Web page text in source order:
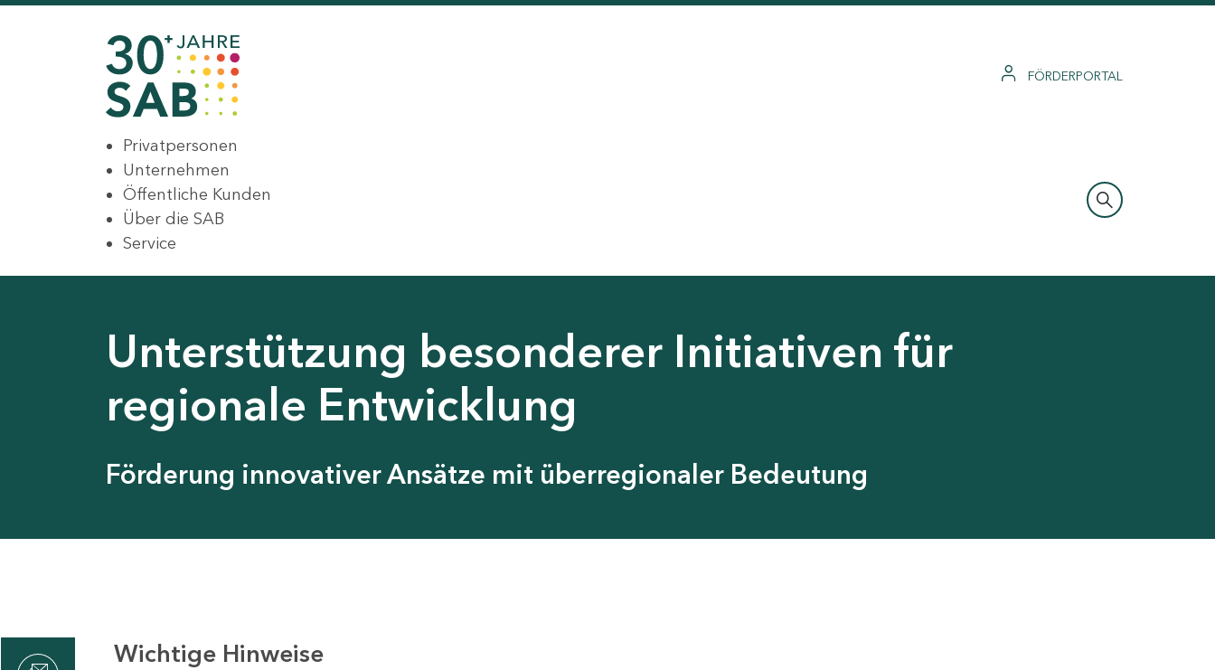
FÖRDERPORTAL
Privatpersonen
Unternehmen
Öffentliche Kunden
Über die SAB
Service
Unterstützung besonderer Initiativen für
regionale Entwicklung
Förderung innovativer Ansätze mit überregionaler Bedeutung
Wichtige Hinweise